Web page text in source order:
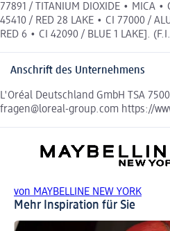
77891 / TITANIUM DIOXIDE • MICA •
45410 / RED 28 LAKE • CI 77000 /
RED 6 • CI 42090 / BLUE 1 LAKE].
Anschrift des Unternehmens
L'Oréal Deutschland GmbH TSA
fragen@loreal-group.com https://
von MAYBELLINE NEW YORK
Mehr Inspiration für Sie